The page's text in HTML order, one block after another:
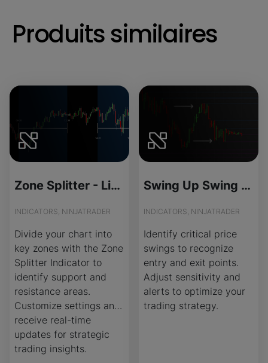
Produits similaires
Zone Splitter - License Version
INDICATORS, NINJATRADER
Divide your chart into
key zones with the Zone
Splitter Indicator to
identify support and
resistance areas.
Customize settings and
receive real-time
updates for strategic
trading insights.
Swing Up Swing Down - Source Code
INDICATORS, NINJATRADER
Identify critical price
swings to recognize
entry and exit points.
Adjust sensitivity and
alerts to optimize your
trading strategy.